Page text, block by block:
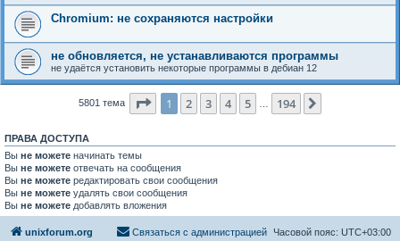
Chromium: не сохраняются настройки
не обновляется, не устанавливаются программы
не удаётся установить некоторые программы в дебиан 12
5801 тема Страница из 194
1 2 3 4 5 194
ПРАВА ДОСТУПА
Вы не можете начинать темы
Вы не можете отвечать на сообщения
Вы не можете редактировать свои сообщения
Вы не можете удалять свои сообщения
Вы не можете добавлять вложения
unixforum.org Часовой пояс: UTC+03:00
Связаться с администрацией